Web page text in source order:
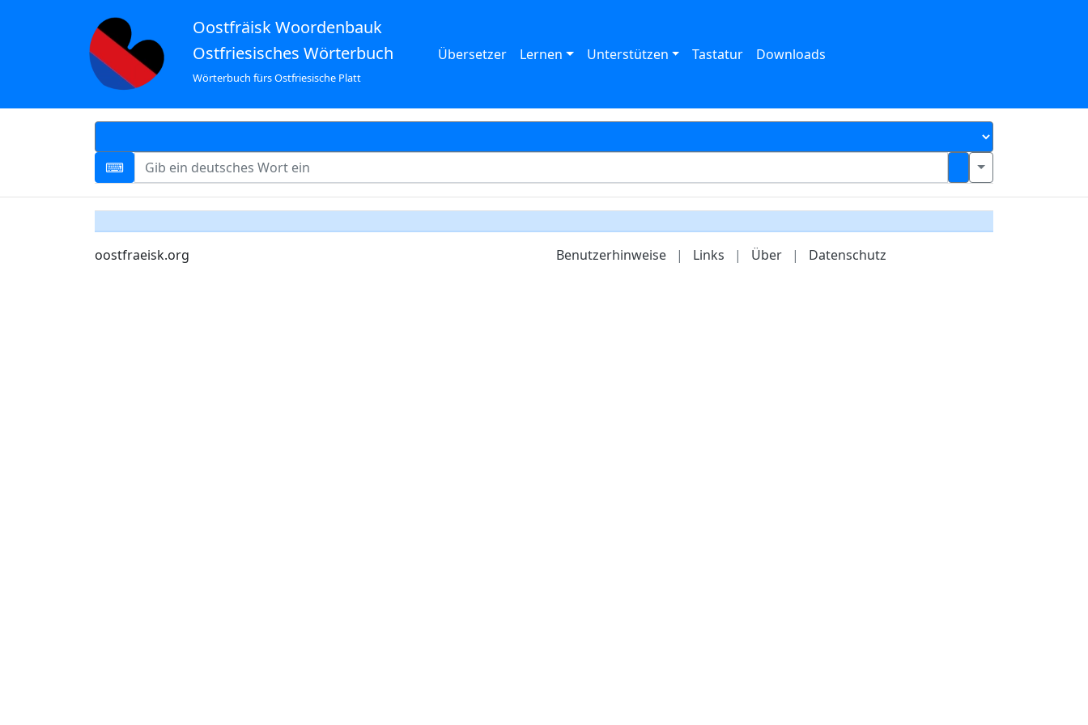
Oostfräisk Woordenbauk
Ostfriesisches Wörterbuch
Wörterbuch fürs Ostfriesische Platt
Übersetzer Lernen Unterstützen Tastatur Downloads
oostfraeisk.org Benutzerhinweise | Links | Über | Datenschutz